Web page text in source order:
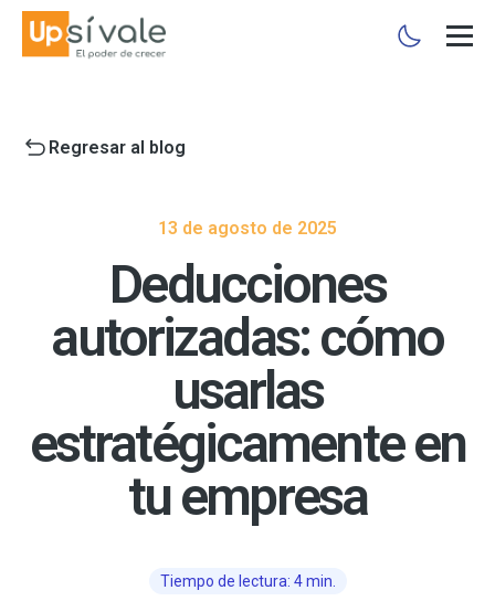
Regresar al blog
13 de agosto de 2025
Deducciones
autorizadas: cómo
usarlas
estratégicamente en
tu empresa
Tiempo de lectura: 4 min.